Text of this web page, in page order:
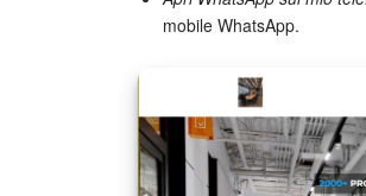
mobile WhatsApp.